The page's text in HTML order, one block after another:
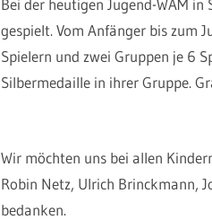
Bei der heutigen Jugend-WAM
gespielt. Vom Anfänger bis zum
Spielern und zwei Gruppen je 6
Silbermedaille in ihrer Gruppe.
Wir möchten uns bei allen
Robin Netz, Ulrich Brinckmann,
bedanken.